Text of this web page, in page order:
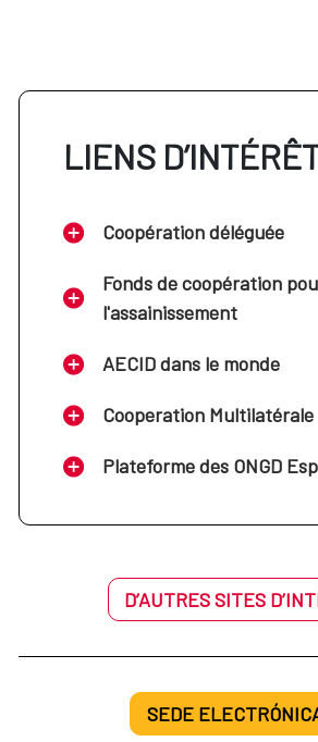
LIENS
Coopération déléguée
Fonds de coopération
l'assainissement
AECID dans le monde
Cooperation Multilatérale
Plateforme des ONGD
D’AUTRES SITES
SEDE